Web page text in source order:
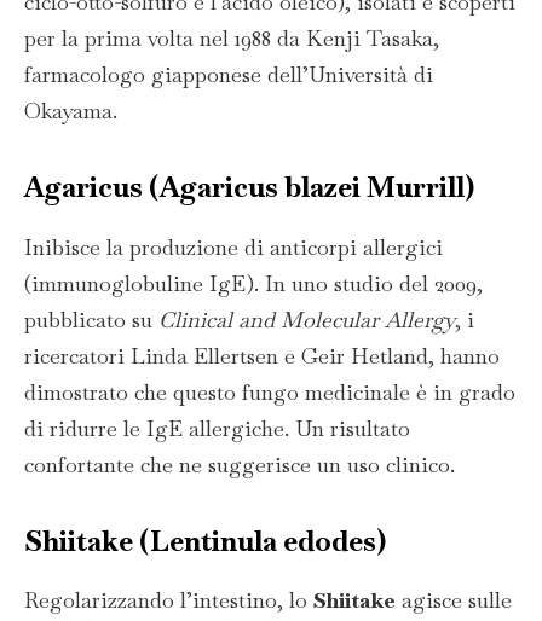
per la prima volta nel 1988 da Kenji Tasaka,
farmacologo giapponese dell’Università di
Okayama.
Agaricus (Agaricus blazei Murrill)
Inibisce la produzione di anticorpi allergici
(immunoglobuline IgE). In uno studio del 2009,
pubblicato su Clinical and Molecular Allergy, i
ricercatori Linda Ellertsen e Geir Hetland, hanno
dimostrato che questo fungo medicinale è in grado
di ridurre le IgE allergiche. Un risultato
confortante che ne suggerisce un uso clinico.
Shiitake (Lentinula edodes)
Regolarizzando l’intestino, lo Shiitake agisce sulle